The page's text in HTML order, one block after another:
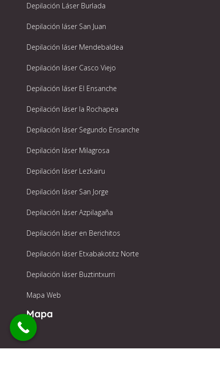
Depilación Láser Burlada
Depilación láser San Juan
Depilación láser Mendebaldea
Depilación láser Casco Viejo
Depilación láser El Ensanche
Depilación láser la Rochapea
Depilación láser Segundo Ensanche
Depilación láser Milagrosa
Depilación láser Lezkairu
Depilación láser San Jorge
Depilación láser Azpilagaña
Depilación láser en Berichitos
Depilación láser Etxabakotitz Norte
Depilación láser Buztintxurri
Mapa Web
Mapa